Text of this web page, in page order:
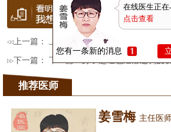
上一篇： 上一篇： 怎么在较好时间发现和
下一篇： 下一篇：
身子起红色疙瘩还剥皮
推荐医师
姜雪梅 主任医
在线医生正
点击查看
您有一条新的消息